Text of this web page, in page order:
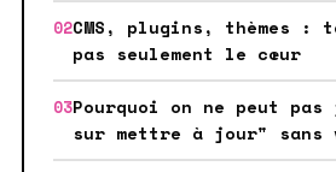
CMS, plugins, thèmes :
pas seulement le cœur
Pourquoi on ne peut
sur mettre à jour"